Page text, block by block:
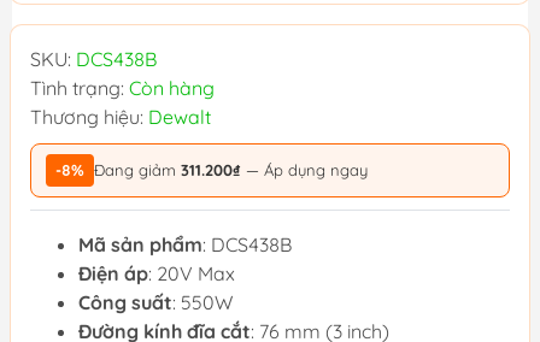
SKU: DCS438B
Tình trạng: Còn hàng
Thương hiệu: Dewalt
-8% Đang giảm 311.200₫ — Áp dụng ngay
Mã sản phẩm: DCS438B
Điện áp: 20V Max
Công suất: 550W
Đường kính đĩa cắt: 76 mm (3 inch)